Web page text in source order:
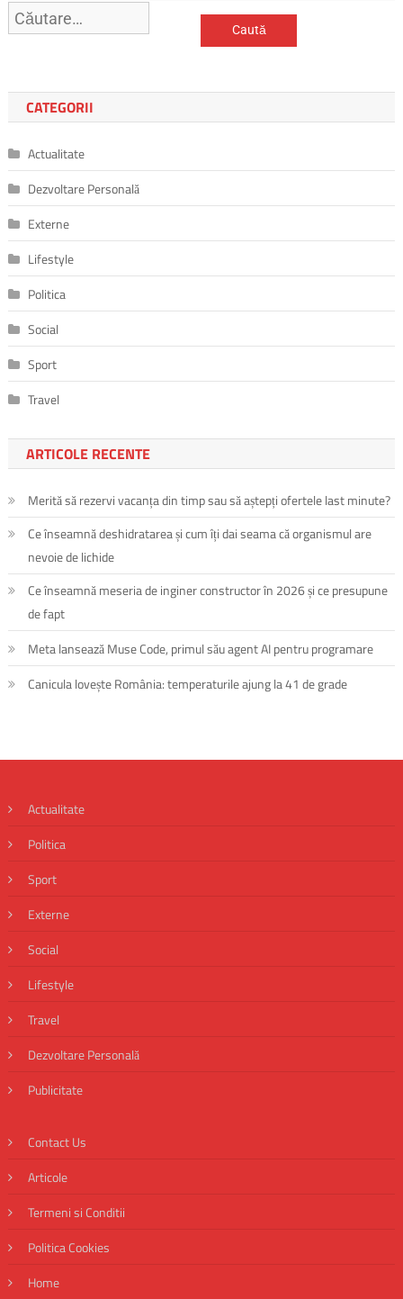
Caută
după:
CATEGORII
Actualitate
Dezvoltare Personală
Externe
Lifestyle
Politica
Social
Sport
Travel
ARTICOLE RECENTE
Merită să rezervi vacanța din timp sau să aștepți ofertele last minute?
Ce înseamnă deshidratarea și cum îți dai seama că organismul are
nevoie de lichide
Ce înseamnă meseria de inginer constructor în 2026 și ce presupune
de fapt
Meta lansează Muse Code, primul său agent AI pentru programare
Canicula lovește România: temperaturile ajung la 41 de grade
Actualitate
Politica
Sport
Externe
Social
Lifestyle
Travel
Dezvoltare Personală
Publicitate
Contact Us
Articole
Termeni si Conditii
Politica Cookies
Home